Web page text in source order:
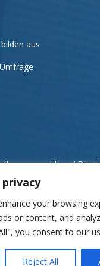
your browsing
or content, and
you consent to our
Reject All
aus
/
Alle Rechte